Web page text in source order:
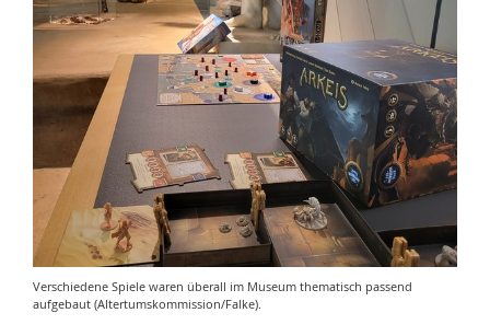
Verschiedene Spiele waren überall im Museum thematisch passend
aufgebaut (Altertumskommission/Falke).